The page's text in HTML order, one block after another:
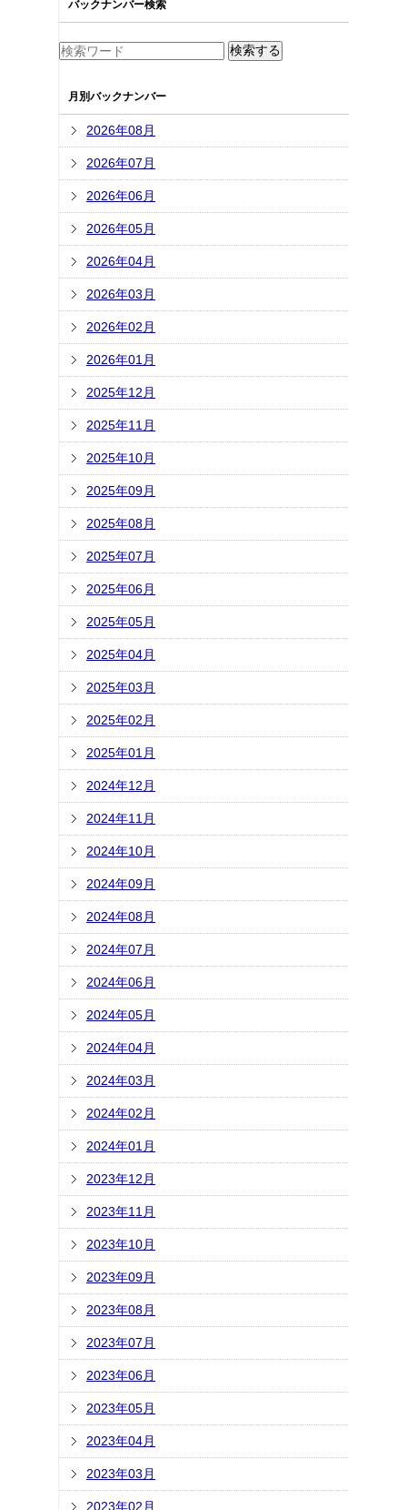
バックナンバー検索
月別バックナンバー
2026年08月
2026年07月
2026年06月
2026年05月
2026年04月
2026年03月
2026年02月
2026年01月
2025年12月
2025年11月
2025年10月
2025年09月
2025年08月
2025年07月
2025年06月
2025年05月
2025年04月
2025年03月
2025年02月
2025年01月
2024年12月
2024年11月
2024年10月
2024年09月
2024年08月
2024年07月
2024年06月
2024年05月
2024年04月
2024年03月
2024年02月
2024年01月
2023年12月
2023年11月
2023年10月
2023年09月
2023年08月
2023年07月
2023年06月
2023年05月
2023年04月
2023年03月
2023年02月